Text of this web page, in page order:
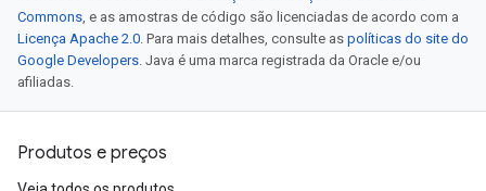
Commons, e as amostras de código são licenciadas de acordo com a
Licença Apache 2.0. Para mais detalhes, consulte as políticas do site do
Google Developers. Java é uma marca registrada da Oracle e/ou
afiliadas.
Produtos e preços